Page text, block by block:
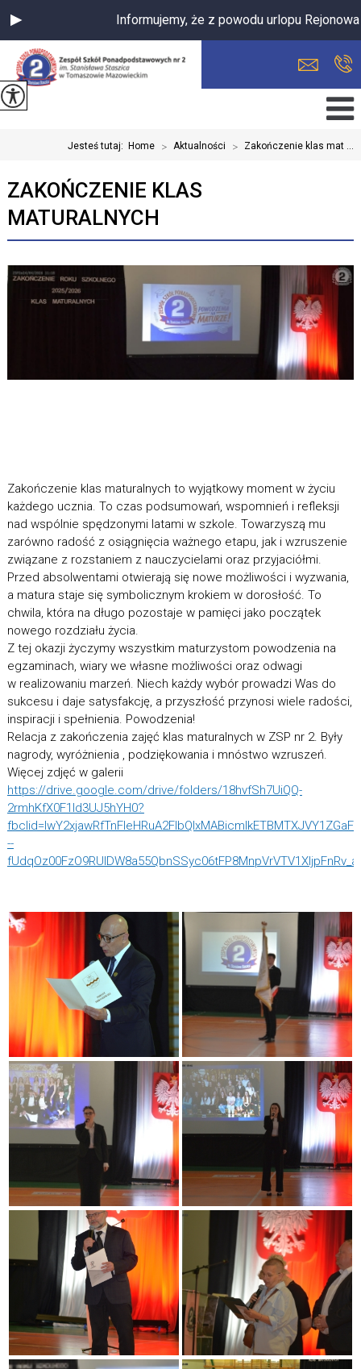
Informujemy, że z powodu urlopu Rejonowa
Jesteś tutaj: Home > Aktualności > Zakończenie klas mat ...
ZAKOŃCZENIE KLAS
MATURALNYCH
Zakończenie klas maturalnych to wyjątkowy moment w życiu
każdego ucznia. To czas podsumowań, wspomnień i refleksji
nad wspólnie spędzonymi latami w szkole. Towarzyszą mu
zarówno radość z osiągnięcia ważnego etapu, jak i wzruszenie
związane z rozstaniem z nauczycielami oraz przyjaciółmi.
Przed absolwentami otwierają się nowe możliwości i wyzwania,
a matura staje się symbolicznym krokiem w dorosłość. To
chwila, która na długo pozostaje w pamięci jako początek
nowego rozdziału życia.
Z tej okazji życzymy wszystkim maturzystom powodzenia na
egzaminach, wiary we własne możliwości oraz odwagi
w realizowaniu marzeń. Niech każdy wybór prowadzi Was do
sukcesu i daje satysfakcję, a przyszłość przynosi wiele radości,
inspiracji i spełnienia. Powodzenia!
Relacja z zakończenia zajęć klas maturalnych w ZSP nr 2. Były
nagrody, wyróżnienia , podziękowania i mnóstwo wzruszeń.
Więcej zdjęć w galerii
https://drive.google.com/drive/folders/18hvfSh7UiQQ-
2rmhKfX0F1Id3UJ5hYH0?
--